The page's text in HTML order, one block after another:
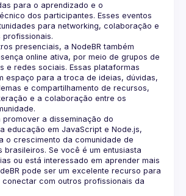
para o aprendizado e o
dos participantes. Esses eventos
para networking, colaboração e
presenciais, a NodeBR também
online ativa, por meio de grupos de
e redes sociais. Essas plataformas
espaço para a troca de ideias, dúvidas,
e compartilhamento de recursos,
e a colaboração entre os
promover a disseminação do
educação em JavaScript e Node.js,
o crescimento da comunidade de
brasileiros. Se você é um entusiasta
ou está interessado em aprender mais
pode ser um excelente recurso para
com outros profissionais da